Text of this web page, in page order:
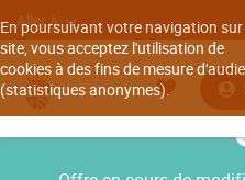
En poursuivant votre navigation sur
site, vous acceptez l'utilisation de
cookies à des fins de mesure
(statistiques anonymes).
Aller à